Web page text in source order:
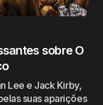
sobre O
Lee e Jack Kirby,
suas aparições